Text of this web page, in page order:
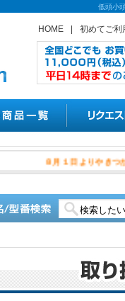
低頭小
HOME 初めてご利
８月１日